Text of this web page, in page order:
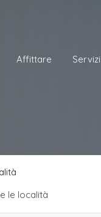
Affittare Servizi
le località